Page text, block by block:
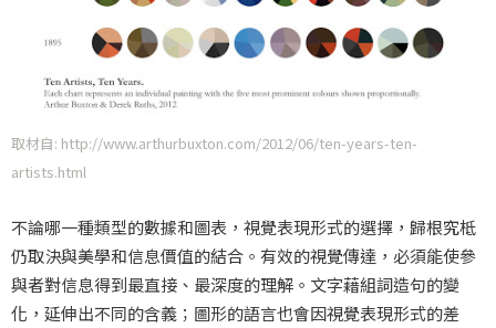
取材自: http://www.arthurbuxton.com/2012/06/ten-years-ten-
artists.html
不論哪一種類型的數據和圖表，視覺表現形式的選擇，歸根究柢
仍取決與美學和信息價值的結合。有效的視覺傳達，必須能使參
與者對信息得到最直接、最深度的理解。文字藉組詞造句的變
化，延伸出不同的含義；圖形的語言也會因視覺表現形式的差